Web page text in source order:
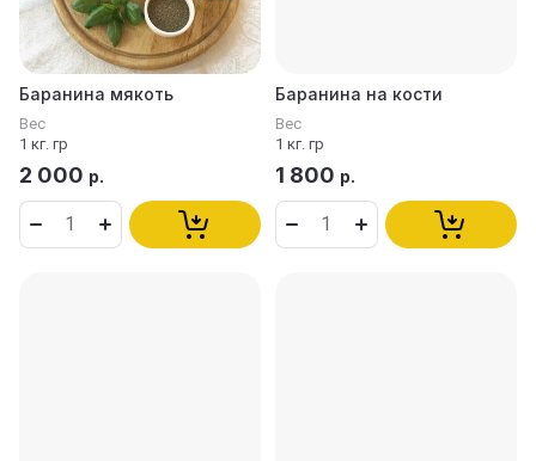
Баранина мякоть
Вес
1 кг. гр
2 000 р.
Баранина на кости
Вес
1 кг. гр
1 800 р.